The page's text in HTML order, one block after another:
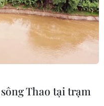
TÁM, KHÚC THANH
Thao tại trạm